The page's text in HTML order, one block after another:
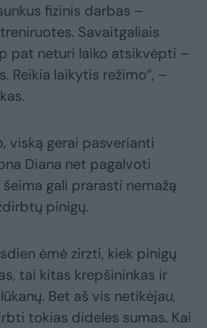
fizinis darbas –
Savaitgaliais
pat neturi laiko atsikvėpti –
Reikia laikytis režimo“, –
viską gerai pasverianti
Diana net pagalvoti
gali prarasti nemažą
pinigų.
ėmė zirzti, kiek pinigų
tai kitas krepšininkas ir
Bet aš vis netikėjau,
tokias dideles sumas. Kai